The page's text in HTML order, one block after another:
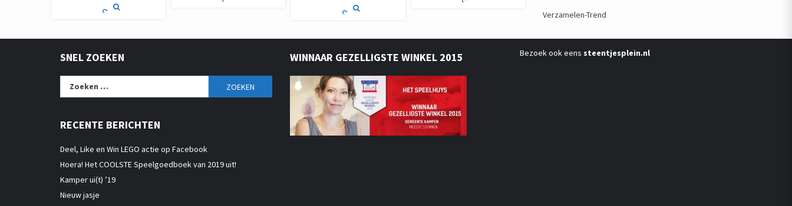
Verzamelen-Trend
SNEL ZOEKEN
Zoeken
RECENTE BERICHTEN
Deel, Like en Win LEGO actie op Facebook
Hoera! Het COOLSTE Speelgoedboek van 2019 uit!
Kamper ui(t) ’19
Nieuw jasje
WINNAAR GEZELLIGSTE WINKEL 2015 Bezoek ook eens steentjesplein.nl